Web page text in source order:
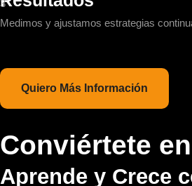
3
Medimos y ajustamos estrategias
Quiero Más Información
Conviértete
Aprende y Crece